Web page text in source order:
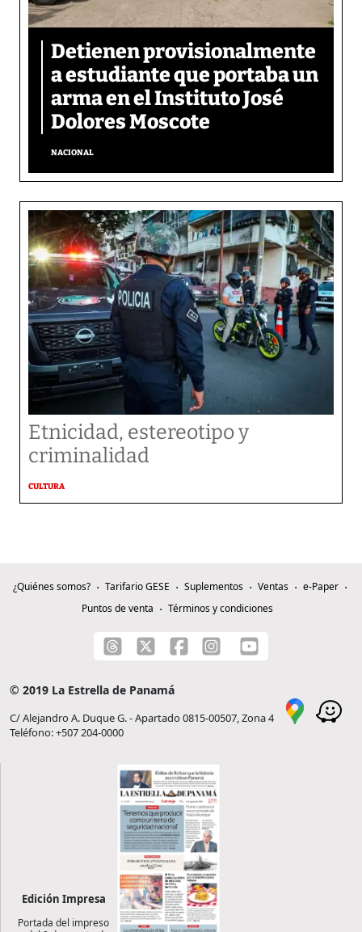
Detienen provisionalmente
a estudiante que portaba un
arma en el Instituto José
Dolores Moscote
NACIONAL
Etnicidad, estereotipo y
criminalidad
CULTURA
¿Quiénes somos? Tarifario GESE Suplementos Ventas
e-Paper
Puntos de venta
Términos y condiciones
© 2019 La Estrella de Panamá
C/ Alejandro A. Duque G. - Apartado 0815-00507, Zona 4
Teléfono: +507 204-0000
Edición Impresa
Portada del impreso